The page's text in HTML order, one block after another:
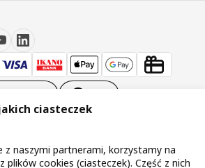
2026
ciasteczek
z naszymi partnerami, korzystamy na
plików cookies (ciasteczek). Część z nich